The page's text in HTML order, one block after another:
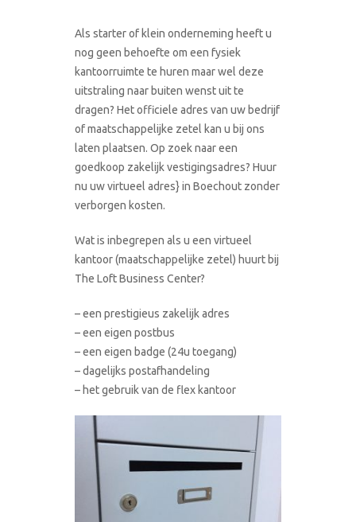
Als starter of klein onderneming heeft u
nog geen behoefte om een fysiek
kantoorruimte te huren maar wel deze
uitstraling naar buiten wenst uit te
dragen? Het officiele adres van uw bedrijf
of maatschappelijke zetel kan u bij ons
laten plaatsen. Op zoek naar een
goedkoop zakelijk vestigingsadres? Huur
nu uw virtueel adres} in Boechout zonder
verborgen kosten.
Wat is inbegrepen als u een virtueel
kantoor (maatschappelijke zetel) huurt bij
The Loft Business Center?
– een prestigieus zakelijk adres
– een eigen postbus
– een eigen badge (24u toegang)
– dagelijks postafhandeling
– het gebruik van de flex kantoor